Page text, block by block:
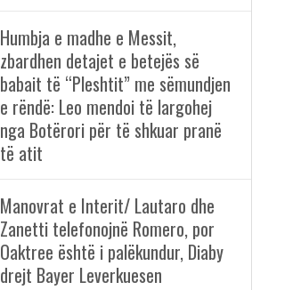
Humbja e madhe e Messit,
zbardhen detajet e betejës së
babait të “Pleshtit” me sëmundjen
e rëndë: Leo mendoi të largohej
nga Botërori për të shkuar pranë
të atit
Manovrat e Interit/ Lautaro dhe
Zanetti telefonojnë Romero, por
Oaktree është i palëkundur, Diaby
drejt Bayer Leverkuesen